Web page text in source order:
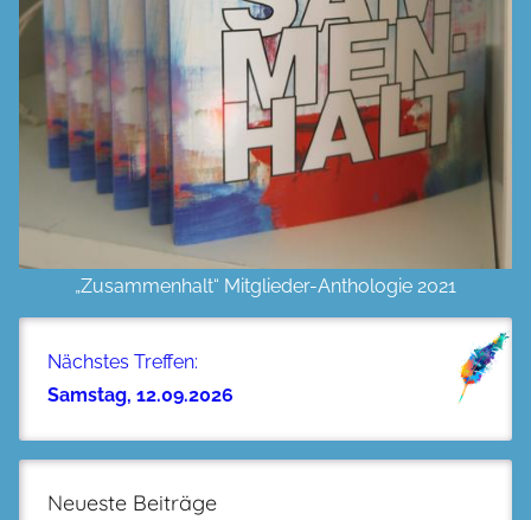
„Zusammenhalt“ Mitglieder-Anthologie 2021
Nächstes Treffen:
Samstag, 12.09.2026
Neueste Beiträge